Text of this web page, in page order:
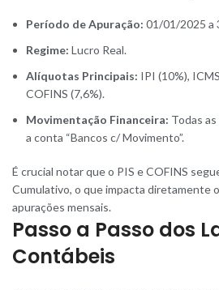
Período de Apuração: 01/01/2025 a
Regime: Lucro Real.
Alíquotas Principais: IPI (10%),
COFINS (7,6%).
Movimentação Financeira: Todas
a conta “Bancos c/ Movimento”.
É crucial notar que o PIS e COFINS
Cumulativo, o que impacta diretamente
apurações mensais.
Passo a Passo dos
Contábeis